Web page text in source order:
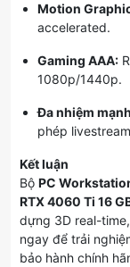
Motion
accelerated.
Gaming AAA:
1080p/1440p.
Đa nhiệm
phép
Kết luận
Bộ PC
RTX 4060 Ti 16
dựng 3D real-
ngay để trải
bảo hành chính